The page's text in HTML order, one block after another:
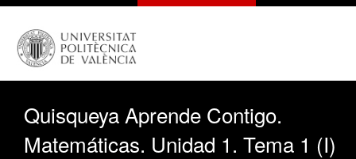
Quisqueya Aprende Contigo.
Matemáticas. Unidad 1. Tema 1 (I)